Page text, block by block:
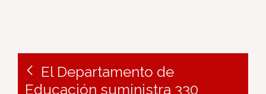
El Departamento de
Educación suministra 330